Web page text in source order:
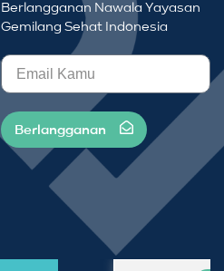
Berlangganan Nawala Yayasan
Gemilang Sehat Indonesia
Berlangganan